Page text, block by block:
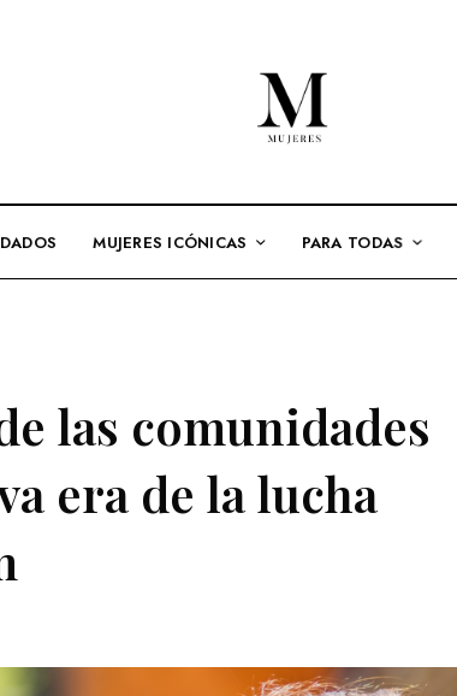
MUJERES ICÓNICAS PARA TODAS
las comunidades
era de la lucha